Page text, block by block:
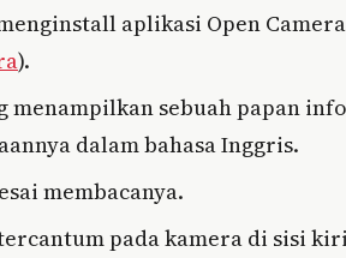
aplikasi Open
).
menampilkan sebuah papan
dalam bahasa Inggris.
membacanya.
pada kamera di sisi